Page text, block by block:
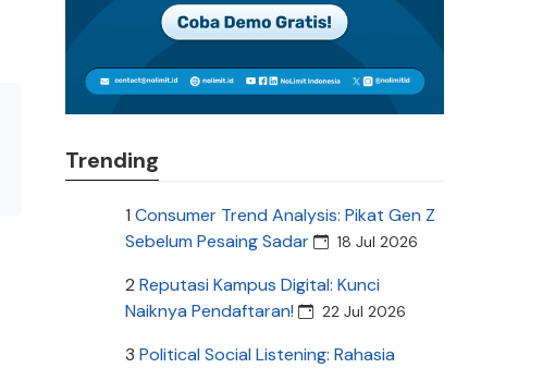
Trending
1 Consumer Trend Analysis: Pikat Gen Z
Sebelum Pesaing Sadar
18 Jul 2026
2 Reputasi Kampus Digital: Kunci
Naiknya Pendaftaran!
22 Jul 2026
3 Political Social Listening: Rahasia